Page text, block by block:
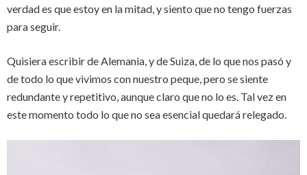
verdad es que estoy en la mitad, y siento que no tengo fuerzas
para seguir.
Quisiera escribir de Alemania, y de Suiza, de lo que nos pasó y
de todo lo que vivimos con nuestro peque, pero se siente
redundante y repetitivo, aunque claro que no lo es. Tal vez en
este momento todo lo que no sea esencial quedará relegado.